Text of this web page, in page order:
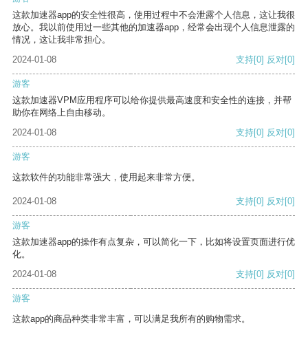
这款加速器app的安全性很高，使用过程中不会泄露个人信息，这让我很
放心。我以前使用过一些其他的加速器app，经常会出现个人信息泄露的
情况，这让我非常担心。
2024-01-08
支持[0] 反对[0]
游客
这款加速器VPM应用程序可以给你提供最高速度和安全性的连接，并帮
助你在网络上自由移动。
2024-01-08
支持[0] 反对[0]
游客
这款软件的功能非常强大，使用起来非常方便。
2024-01-08 支持[0] 反对[0]
游客
这款加速器app的操作有点复杂，可以简化一下，比如将设置页面进行优
化。
2024-01-08
支持[0] 反对[0]
游客
这款app的商品种类非常丰富，可以满足我所有的购物需求。